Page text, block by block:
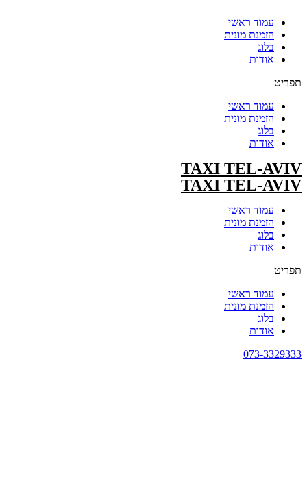
עמוד ראשי
הזמנת מונית
בלוג
אודות
תפריט
עמוד ראשי
הזמנת מונית
בלוג
אודות
TAXI TEL-AVIV
TAXI TEL-AVIV
עמוד ראשי
הזמנת מונית
בלוג
אודות
תפריט
עמוד ראשי
הזמנת מונית
בלוג
אודות
073-3329333